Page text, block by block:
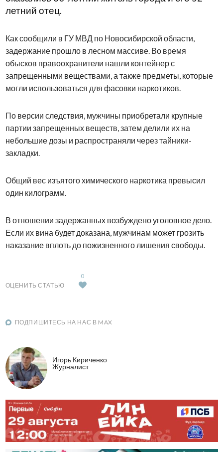
летний отец.
Как сообщили в ГУ МВД по Новосибирской области,
задержание прошло в лесном массиве. Во время
обысков правоохранители нашли контейнер с
запрещенными веществами, а также предметы, которые
могли использоваться для фасовки наркотиков.
По версии следствия, мужчины приобретали крупные
партии запрещенных веществ, затем делили их на
небольшие дозы и распространяли через тайники-
закладки.
Общий вес изъятого химического наркотика превысил
один килограмм.
В отношении задержанных возбуждено уголовное дело.
Если их вина будет доказана, мужчинам может грозить
наказание вплоть до пожизненного лишения свободы.
ОЦЕНИТЬ СТАТЬЮ
0
ПОДПИШИТЕСЬ НА НАС В MAX
Игорь Кириченко
Журналист